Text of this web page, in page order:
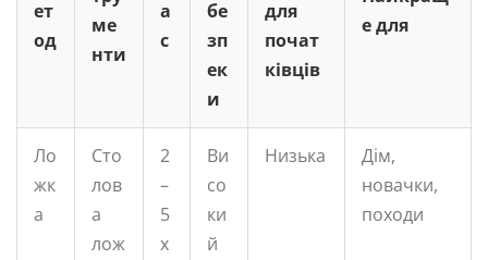
ет
од
ме
нти
а
с
бе
зп
ек
и
для
почат
ківців
е для
Ло
жк
а
Сто
лов
а
лож
2
–
5
х
Ви
со
ки
й
Низька
Дім,
новачки,
походи